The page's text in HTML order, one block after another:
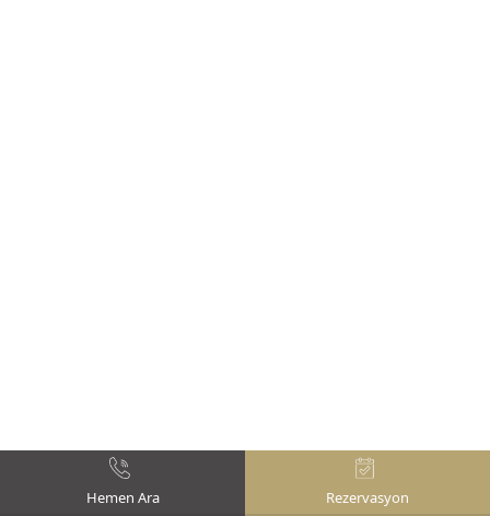
Rezervasyon
Hemen Ara